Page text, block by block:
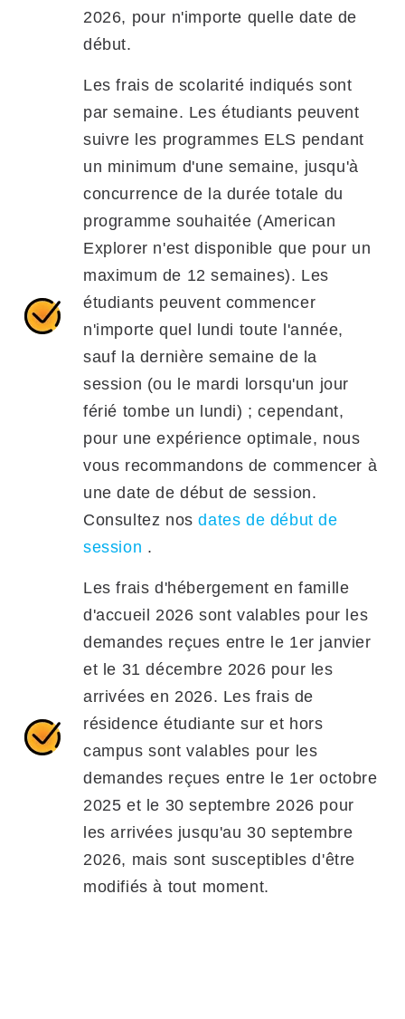
2026, pour n'importe quelle date de
début.
Les frais de scolarité indiqués sont
par semaine. Les étudiants peuvent
suivre les programmes ELS pendant
un minimum d'une semaine, jusqu'à
concurrence de la durée totale du
programme souhaitée (American
Explorer n'est disponible que pour un
maximum de 12 semaines). Les
étudiants peuvent commencer
n'importe quel lundi toute l'année,
sauf la dernière semaine de la
session (ou le mardi lorsqu'un jour
férié tombe un lundi) ; cependant,
pour une expérience optimale, nous
vous recommandons de commencer à
une date de début de session.
Consultez nosdates de début de
session .
Les frais d'hébergement en famille
d'accueil 2026 sont valables pour les
demandes reçues entre le 1er janvier
et le 31 décembre 2026 pour les
arrivées en 2026. Les frais de
résidence étudiante sur et hors
campus sont valables pour les
demandes reçues entre le 1er octobre
2025 et le 30 septembre 2026 pour
les arrivées jusqu'au 30 septembre
2026, mais sont susceptibles d'être
modifiés à tout moment.